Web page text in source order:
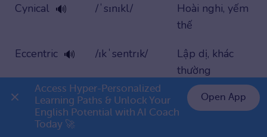
Cynical 🔊 /ˈsɪnɪkl/
Hoài nghi, yếm
thế
Eccentric 🔊 /ɪkˈsentrɪk/
Lập dị, khác
thường
Candor 🔊 /ˈkændər/
Tính thật thà,
sự chân thật
👉 Premium 1 năm chỉ 799K
Access Hyper-Personalized
Learning Paths & Unlock Your
English Potential with AI Coach
Today 🚀
Open App